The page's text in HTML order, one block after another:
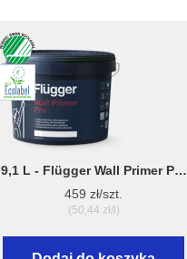
9,1 L - Flügger Wall Primer Pro
- grubopowłokowy grunt,
tworzący matową
powierzchnię
459 zł/szt.
(50,44 zł/l)